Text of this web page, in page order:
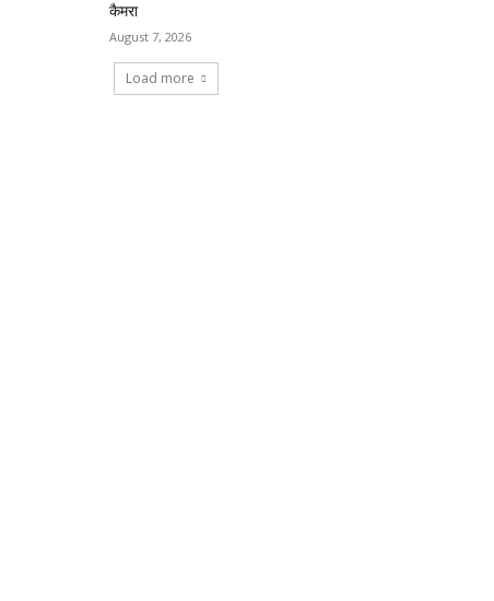
कैमरा
August 7, 2026
Load more